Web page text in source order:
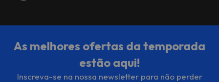
As melhores ofertas da temporada
estão aqui!
Inscreva-se na nossa newsletter para não perder